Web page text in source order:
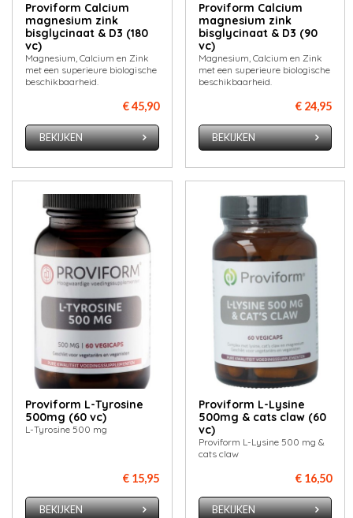
Proviform Calcium
magnesium zink
bisglycinaat & D3 (180
vc)
Magnesium, Calcium en Zink
met een superieure biologische
beschikbaarheid.
€ 45,90
BEKIJKEN
Proviform Calcium
magnesium zink
bisglycinaat & D3 (90
vc)
Magnesium, Calcium en Zink
met een superieure biologische
beschikbaarheid.
€ 24,95
BEKIJKEN
Proviform L-Tyrosine
500mg (60 vc)
L-Tyrosine 500 mg
€ 15,95
BEKIJKEN
Proviform L-Lysine
500mg & cats claw (60
vc)
Proviform L-Lysine 500 mg &
cats claw
€ 16,50
BEKIJKEN